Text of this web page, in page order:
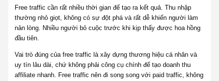
Free traffic cần rất nhiều thời gian để tạo ra kết quả. Thu nhập
thường nhỏ giọt, không có sự đột phá và rất dễ khiến người làm
nản lòng. Nhiều người bỏ cuộc trước khi kịp thấy được hoa hồng
đầu tiên.
Vai trò đúng của free traffic là xây dựng thương hiệu cá nhân và
uy tín lâu dài, chứ không phải công cụ chính để tạo doanh thu
affiliate nhanh. Free traffic nên đi song song với paid traffic, không